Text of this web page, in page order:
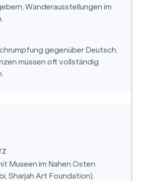
Wanderausstellungen im
gegenüber Deutsch.
müssen oft vollständig
Museen im Nahen Osten
Sharjah Art Foundation).